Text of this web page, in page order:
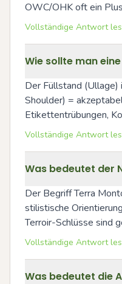
OWC/OHK oft ein
Vollständige Antwort
Wie sollte man
Der Füllstand (Ullage)
Shoulder) =
Etikettentrübungen,
Vollständige Antwort
Was bedeutet der
Der Begriff Terra
stilistische
Terroir-Schlüsse sind
Vollständige Antwort
Was bedeutet die